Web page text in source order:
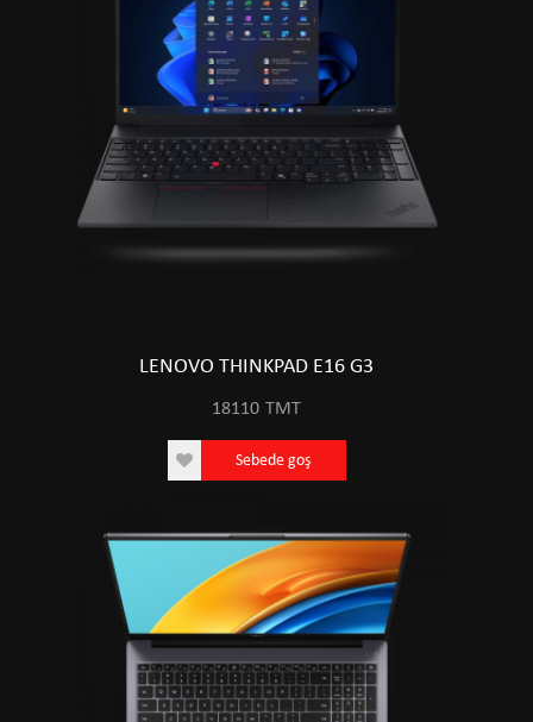
LENOVO THINKPAD E16 G3
18110 TMT
Sebede goş